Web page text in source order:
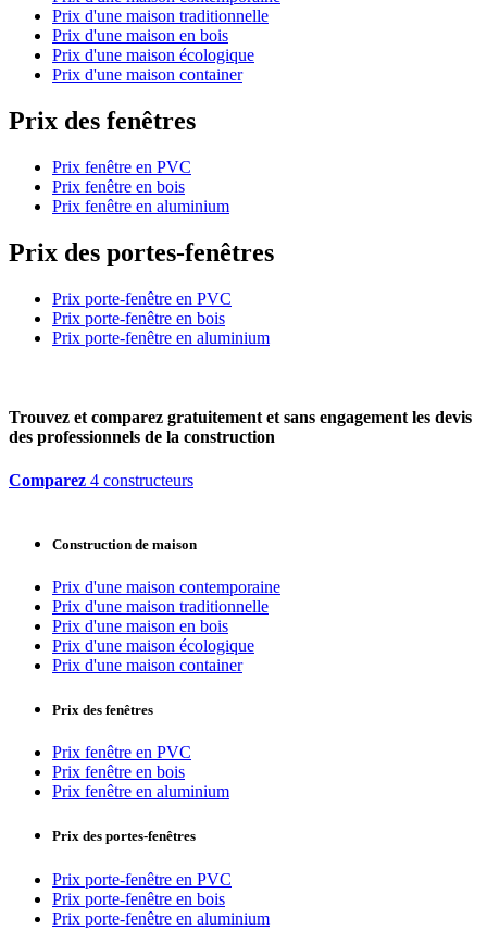
Prix d'une maison traditionnelle
Prix d'une maison en bois
Prix d'une maison écologique
Prix d'une maison container
Prix des fenêtres
Prix fenêtre en PVC
Prix fenêtre en bois
Prix fenêtre en aluminium
Prix des portes-fenêtres
Prix porte-fenêtre en PVC
Prix porte-fenêtre en bois
Prix porte-fenêtre en aluminium
Trouvez et comparez gratuitement et sans engagement les devis
des professionnels de la construction
Comparez 4 constructeurs
Construction de maison
Prix d'une maison contemporaine
Prix d'une maison traditionnelle
Prix d'une maison en bois
Prix d'une maison écologique
Prix d'une maison container
Prix des fenêtres
Prix fenêtre en PVC
Prix fenêtre en bois
Prix fenêtre en aluminium
Prix des portes-fenêtres
Prix porte-fenêtre en PVC
Prix porte-fenêtre en bois
Prix porte-fenêtre en aluminium